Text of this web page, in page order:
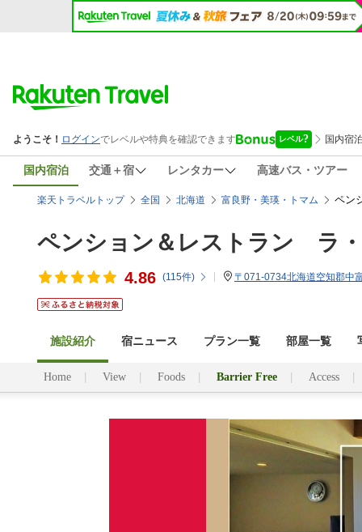
国内宿泊 交通＋宿 レンタカー 高速バス・ツアー
楽天トラベルトップ 全国 北海道 富良野・美瑛・トマム ペン
ペンション＆レストラン ラ
4.86 (115件) 〒071-0734北海道空知郡中
施設紹介 宿ニュース プラン一覧 部屋一覧
Home View Foods Barrier Free Access